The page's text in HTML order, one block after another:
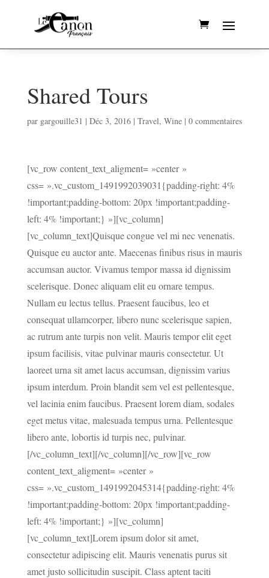
Shared Tours
par gargouille31 | Déc 3, 2016| Travel, Wine| 0 commentaires
[vc_row content_text_aligment= »center »
css= ».vc_custom_1491992039031{padding-right: 4%
!important;padding-bottom: 20px !important;padding-
left: 4% !important;} »][vc_column]
[vc_column_text]Quisque congue vel mi nec venenatis.
Quisque eu auctor ante. Maecenas finibus risus in mauris
accumsan auctor. Vivamus tempor massa id dignissim
scelerisque. Donec aliquam elit eu ornare tempus.
Nullam eu lectus tellus. Praesent faucibus, leo et
consequat ullamcorper, libero nunc scelerisque sapien,
ac rutrum ante turpis non velit. Mauris tempor elit eget
ipsum facilisis, vitae pulvinar mauris consectetur. Ut
laoreet urna sit amet lacus accumsan, dignissim varius
ipsum interdum. Proin blandit sem vel est pellentesque,
vel lacinia enim faucibus. Praesent lorem diam, sodales
eget metus vitae, malesuada tempus urna. Pellentesque
libero ante, lobortis id turpis nec, pulvinar.
[/vc_column_text][/vc_column][/vc_row][vc_row
content_text_aligment= »center »
css= ».vc_custom_1491992045314{padding-right: 4%
!important;padding-bottom: 20px !important;padding-
left: 4% !important;} »][vc_column]
[vc_column_text]Lorem ipsum dolor sit amet,
consectetur adipiscing elit. Mauris venenatis purus sit
amet justo sollicitudin suscipit. Class aptent taciti